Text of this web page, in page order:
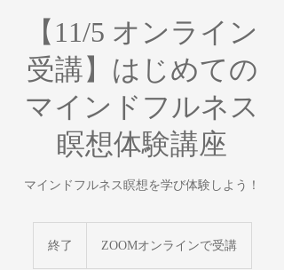
【11/5 オンライン
受講】はじめての
マインドフルネス
瞑想体験講座
マインドフルネス瞑想を学び体験しよう！
終了 ZOOMオンラインで受講